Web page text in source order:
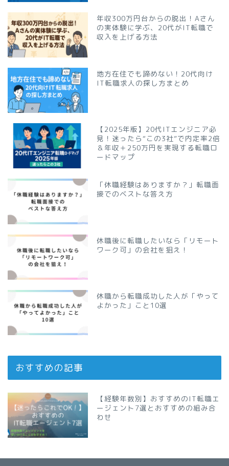
年収300万円台からの脱出！Aさん
の実体験に学ぶ、20代がIT転職で
収入を上げる方法
地方在住でも諦めない！20代向け
IT転職求人の探し方まとめ
【2025年版】20代ITエンジニア必
見！迷ったら“この3社”で内定率2倍
＆年収＋250万円を実現する転職ロ
ードマップ
「休職経験はありますか？」転職面
接でのベストな答え方
休職後に転職したいなら「リモート
ワーク可」の会社を狙え！
休職から転職成功した人が「やって
よかった」こと10選
おすすめの記事
【経験年数別】おすすめのIT転職エ
ージェント7選とおすすめの組み合
わせ